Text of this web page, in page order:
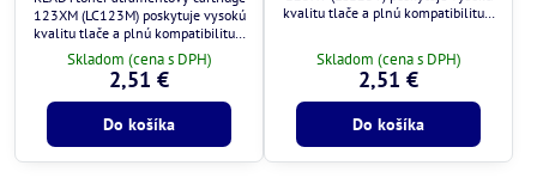
123XM (LC123M) poskytuje vysokú
kvalitu tlače a plnú kompatibilitu s
tlačiarňami Brother.
Skladom (cena s DPH)
2,51 €
Do košíka
kvalitu tlače a plnú kompatibilitu s
Skladom (cena s DPH)
2,51 €
Do košíka